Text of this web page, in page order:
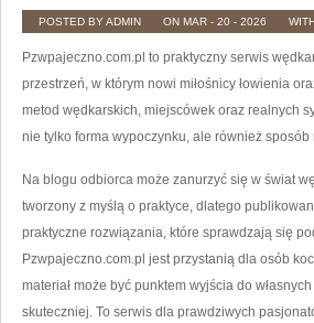
POSTED BY ADMIN ON MAR - 20 - 2026
Pzwpajeczno.com.pl to praktyczny serwis
przestrzeń, w którym nowi miłośnicy łowienia
metod wędkarskich, miejscówek oraz realnych
nie tylko forma wypoczynku, ale również
Na blogu odbiorca może zanurzyć się w świat
tworzony z myślą o praktyce, dlatego
praktyczne rozwiązania, które sprawdzają się
Pzwpajeczno.com.pl jest przystanią dla osób
materiał może być punktem wyjścia do
skuteczniej. To serwis dla prawdziwych